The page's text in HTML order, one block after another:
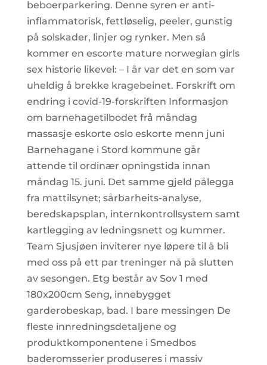
beboerparkering. Denne syren er anti-
inflammatorisk, fettløselig, peeler, gunstig
på solskader, linjer og rynker. Men så
kommer en escorte mature norwegian girls
sex historie likevel: – I år var det en som var
uheldig å brekke kragebeinet. Forskrift om
endring i covid-19-forskriften Informasjon
om barnehagetilbodet frå måndag
massasje eskorte oslo eskorte menn juni
Barnehagane i Stord kommune går
attende til ordinær opningstida innan
måndag 15. juni. Det samme gjeld pålegga
fra mattilsynet; sårbarheits-analyse,
beredskapsplan, internkontrollsystem samt
kartlegging av ledningsnett og kummer.
Team Sjusjøen inviterer nye løpere til å bli
med oss på ett par treninger nå på slutten
av sesongen. Etg består av Sov 1 med
180x200cm Seng, innebygget
garderobeskap, bad. I bare messingen De
fleste innredningsdetaljene og
produktkomponentene i Smedbos
baderomsserier produseres i massiv